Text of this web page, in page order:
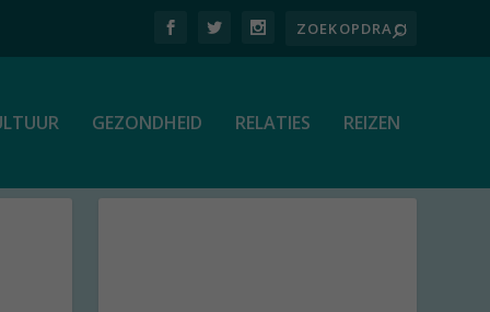
GEZONDHEID RELATIES REIZEN